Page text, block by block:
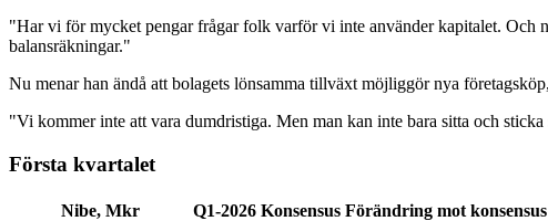
"Har vi för mycket pengar frågar folk varför vi inte använder kapitalet. Och
balansräkningar."
Nu menar han ändå att bolagets lönsamma tillväxt möjliggör nya
"Vi kommer inte att vara dumdristiga. Men man kan inte bara sitta och
Första kvartalet
Nibe, Mkr Q1-2026 Konsensus Förändring mot konsensus